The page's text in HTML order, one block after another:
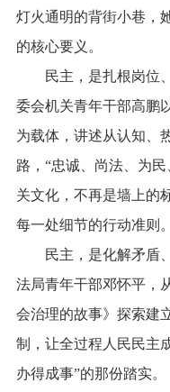
灯火通明的背街小巷，
的核心要义。
民主，是扎根岗位、
委会机关青年干部高鹏
为载体，讲述从认知、
路，“忠诚、尚法、为
关文化，不再是墙上的
每一处细节的行动准则。
民主，是化解矛盾、
法局青年干部邓怀平，
会治理的故事》探索建
制，让全过程人民民主
办得成事”的那份踏实。